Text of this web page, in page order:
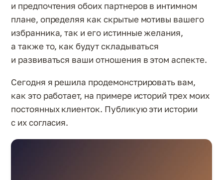
и предпочтения обоих партнеров в интимном
плане, определяя как скрытые мотивы вашего
избранника, так и его истинные желания,
а также то, как будут складываться
и развиваться ваши отношения в этом аспекте.
Сегодня я решила продемонстрировать вам,
как это работает, на примере историй трех моих
постоянных клиенток. Публикую эти истории
с их согласия.